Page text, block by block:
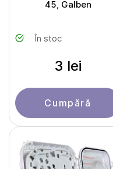
45, Galben
În stoc
3 lei
Cumpără